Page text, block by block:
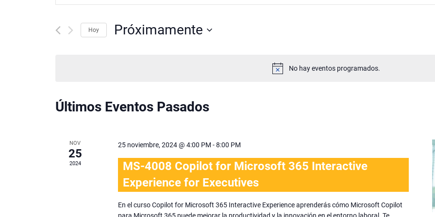
No hay eventos programados.
búsqueda
Eventos
Busca
Hoy Próximamente
Últimos Eventos Pasados
NOV
25
2024
25 noviembre, 2024 @ 4:00 PM -8:00 PM
MS-4008 Copilot for Microsoft 365 Interactive
Experience for Executives
En el curso Copilot for Microsoft 365 Interactive Experience aprenderás cómo Microsoft Copilot